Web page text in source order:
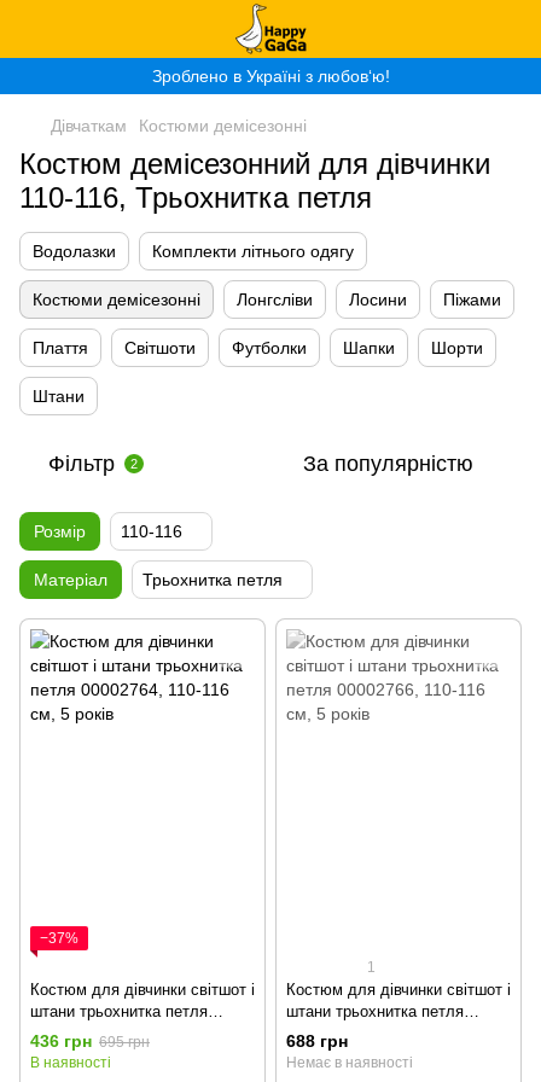
Зроблено в Україні з любов‘ю!
Дівчаткам Костюми демісезонні
Костюм демісезонний для дівчинки
110-116, Трьохнитка петля
Водолазки Комплекти літнього одягу
Костюми демісезонні Лонгсліви Лосини Піжами
Плаття Світшоти Футболки Шапки Шорти
Штани
Фільтр 2 За популярністю
Розмір 110-116
Матеріал Трьохнитка петля
−37%
Костюм для дівчинки світшот і
штани трьохнитка петля
00002764, 110-116 см, 5 років
436 грн 695 грн
В наявності
1
Костюм для дівчинки світшот і
штани трьохнитка петля
00002766, 110-116 см, 5 років
688 грн
Немає в наявності